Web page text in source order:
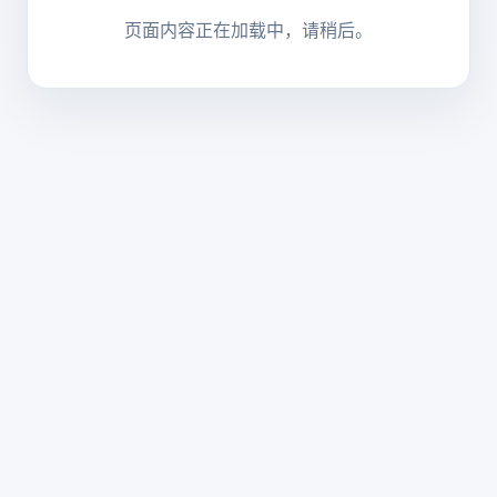
页面内容正在加载中，请稍后。